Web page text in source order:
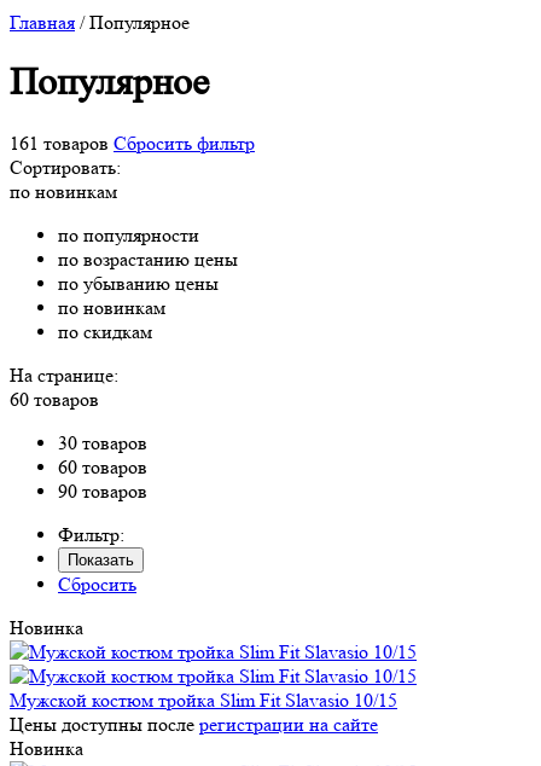
Главная /Популярное
Популярное
161 товаров Сбросить фильтр
Сортировать:
по новинкам
по популярности
по возрастанию цены
по убыванию цены
по новинкам
по скидкам
На странице:
60 товаров
30 товаров
60 товаров
90 товаров
Фильтр:
Показать
Сбросить
Новинка
Мужской костюм тройка Slim Fit Slavasio 10/15
Цены доступны после регистрации на сайте
Новинка